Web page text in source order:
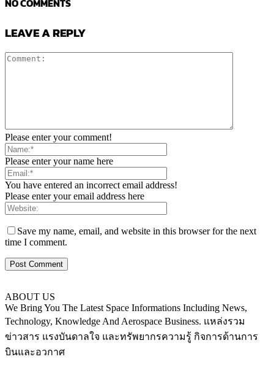
NO COMMENTS
LEAVE A REPLY
Please enter your comment!
Please enter your name here
You have entered an incorrect email address!
Please enter your email address here
Save my name, email, and website in this browser for the next
time I comment.
ABOUT US
We Bring You The Latest Space Informations Including News,
Technology, Knowledge And Aerospace Business. แหล่งรวม
ข่าวสาร แรงบันดาลใจ และทรัพยากรความรู้ กิจการด้านการ
บินและอวกาศ